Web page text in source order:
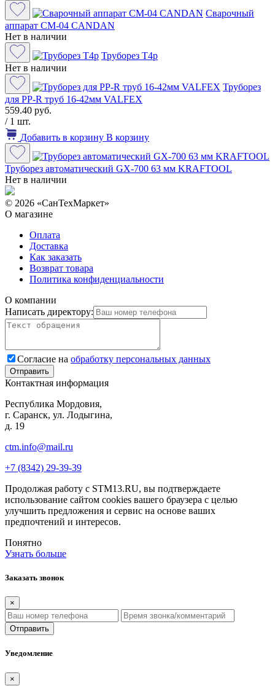
Сварочный
аппарат СМ-04 CANDAN
Нет в наличии
Труборез Т4р
Нет в наличии
Труборез
для PP-R труб 16-42мм VALFEX
559.40 руб.
/ 1 шт.
Добавить в корзину В корзину
Труборез автоматический GX-700 63 мм KRAFTOOL
Нет в наличии
© 2026 «СанТехМаркет»
О магазине
Оплата
Доставка
Как заказать
Возврат товара
Политика конфиденциальности
О компании
Написать директору:
Согласие на обработку персональных данных
Контактная информация
Республика Мордовия,
г. Саранск, ул. Лодыгина,
д. 19
ctm.info@mail.ru
+7 (8342) 29-39-39
Продолжая работу с STM13.RU, вы подтверждаете
использование сайтом cookies вашего браузера с целью
улучшить предложения и сервис на основе ваших
предпочтений и интересов.
Понятно
Узнать больше
Заказать звонок
×
Отправить
Уведомление
×